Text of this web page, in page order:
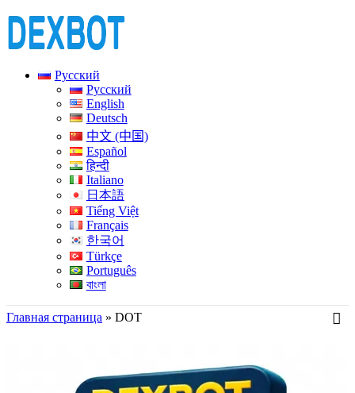
Русский
Русский
English
Deutsch
中文 (中国)
Español
हिन्दी
Italiano
日本語
Tiếng Việt
Français
한국어
Türkçe
Português
বাংলা
Главная страница » DOT